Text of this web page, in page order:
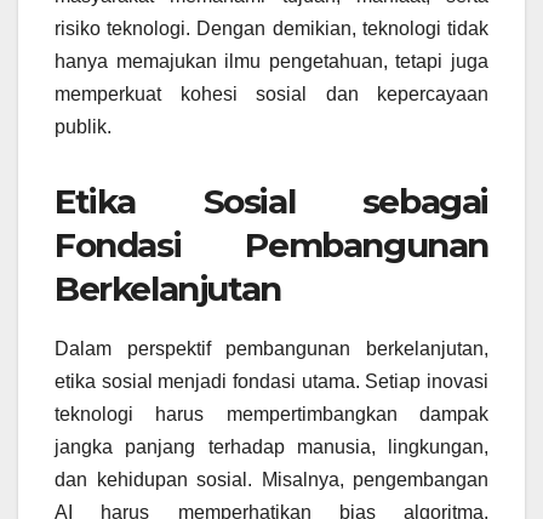
risiko teknologi. Dengan demikian, teknologi tidak
hanya memajukan ilmu pengetahuan, tetapi juga
memperkuat kohesi sosial dan kepercayaan
publik.
Etika Sosial sebagai
Fondasi Pembangunan
Berkelanjutan
Dalam perspektif pembangunan berkelanjutan,
etika sosial menjadi fondasi utama. Setiap inovasi
teknologi harus mempertimbangkan dampak
jangka panjang terhadap manusia, lingkungan,
dan kehidupan sosial. Misalnya, pengembangan
AI harus memperhatikan bias algoritma,